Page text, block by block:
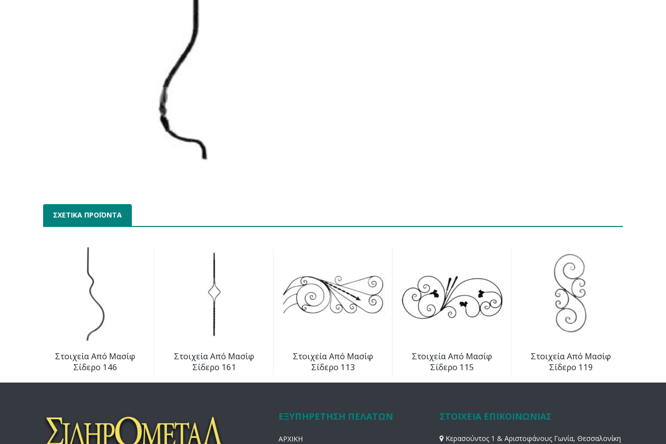
ΣΧΕΤΙΚΑ ΠΡΟΪΟΝΤΑ
Στοιχεία Από Μασίφ
Σίδερο 146
Στοιχεία Από Μασίφ
Σίδερο 161
Στοιχεία Από Μασίφ
Σίδερο 113
Στοιχεία Από Μασίφ
Σίδερο 115
Στοιχεία Από Μασίφ
Σίδερο 119
ΕΞΥΠΗΡΕΤΗΣΗ ΠΕΛΑΤΩΝ
ΑΡΧΙΚΗ
ΣΤΟΙΧΕΙΑ ΕΠΙΚΟΙΝΩΝΙΑΣ
Κερασούντος 1 & Αριστοφάνους Γωνία, Θεσσαλονίκη